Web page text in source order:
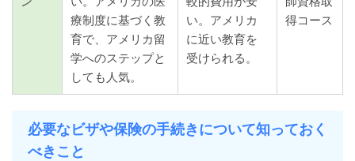
療制度に基づく教
育で、アメリカ留
学へのステップと
しても人気。
い。アメリカ
に近い教育を
受けられる。
得コース
必要なビザや保険の手続きについて知っておく
べきこと